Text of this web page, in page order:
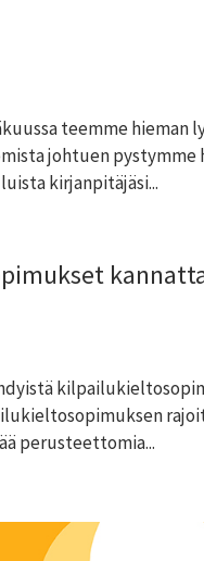
teemme
johtuen
kirjanpitäjäsi...
perusteettomia...